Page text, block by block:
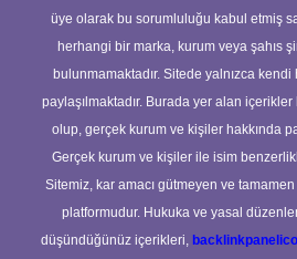
üye olarak bu sorumluluğu kabul etmiş
herhangi bir marka, kurum veya şahıs
bulunmamaktadır. Sitede yalnızca kendi
paylaşılmaktadır. Burada yer alan
olup, gerçek kurum ve kişiler hakkında
Gerçek kurum ve kişiler ile isim
Sitemiz, kar amacı gütmeyen ve
platformudur. Hukuka ve yasal
düşündüğünüz içerikleri,